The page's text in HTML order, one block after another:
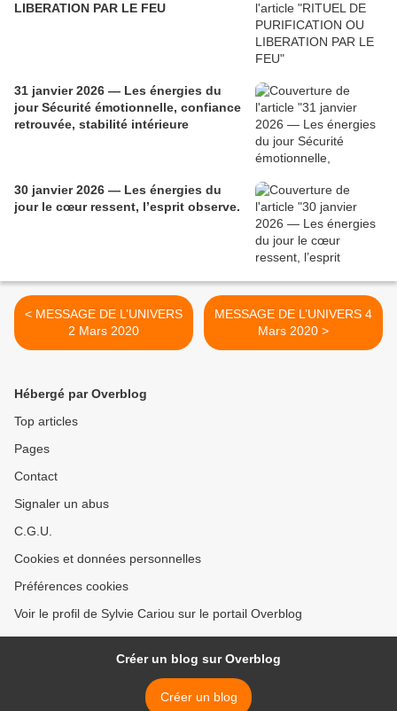
LIBERATION PAR LE FEU
31 janvier 2026 — Les énergies du
jour Sécurité émotionnelle, confiance
retrouvée, stabilité intérieure
30 janvier 2026 — Les énergies du
jour le cœur ressent, l’esprit observe.
< MESSAGE DE L’UNIVERS
2 Mars 2020
MESSAGE DE L’UNIVERS 4
Mars 2020 >
Hébergé par Overblog
Top articles
Pages
Contact
Signaler un abus
C.G.U.
Cookies et données personnelles
Préférences cookies
Voir le profil de Sylvie Cariou sur le portail Overblog
Créer un blog sur Overblog
Créer un blog